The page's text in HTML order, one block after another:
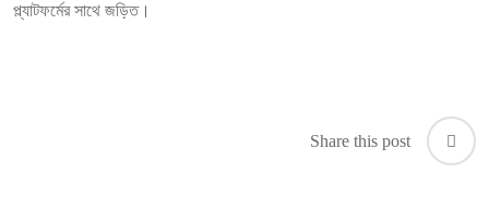
প্ল্যাটফর্মের সাথে জড়িত।
Share this post